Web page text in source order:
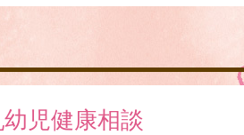
児健康相談